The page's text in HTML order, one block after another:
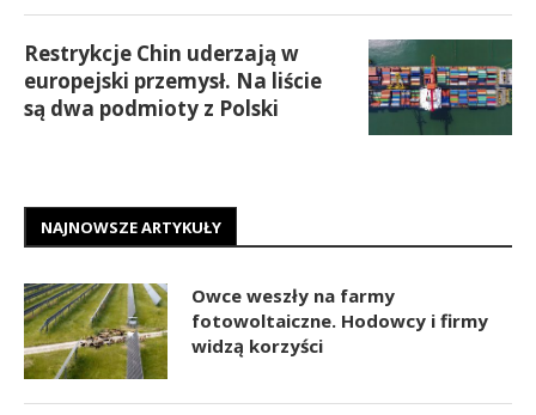
Restrykcje Chin uderzają w
europejski przemysł. Na liście
są dwa podmioty z Polski
NAJNOWSZE ARTYKUŁY
Owce weszły na farmy
fotowoltaiczne. Hodowcy i firmy
widzą korzyści